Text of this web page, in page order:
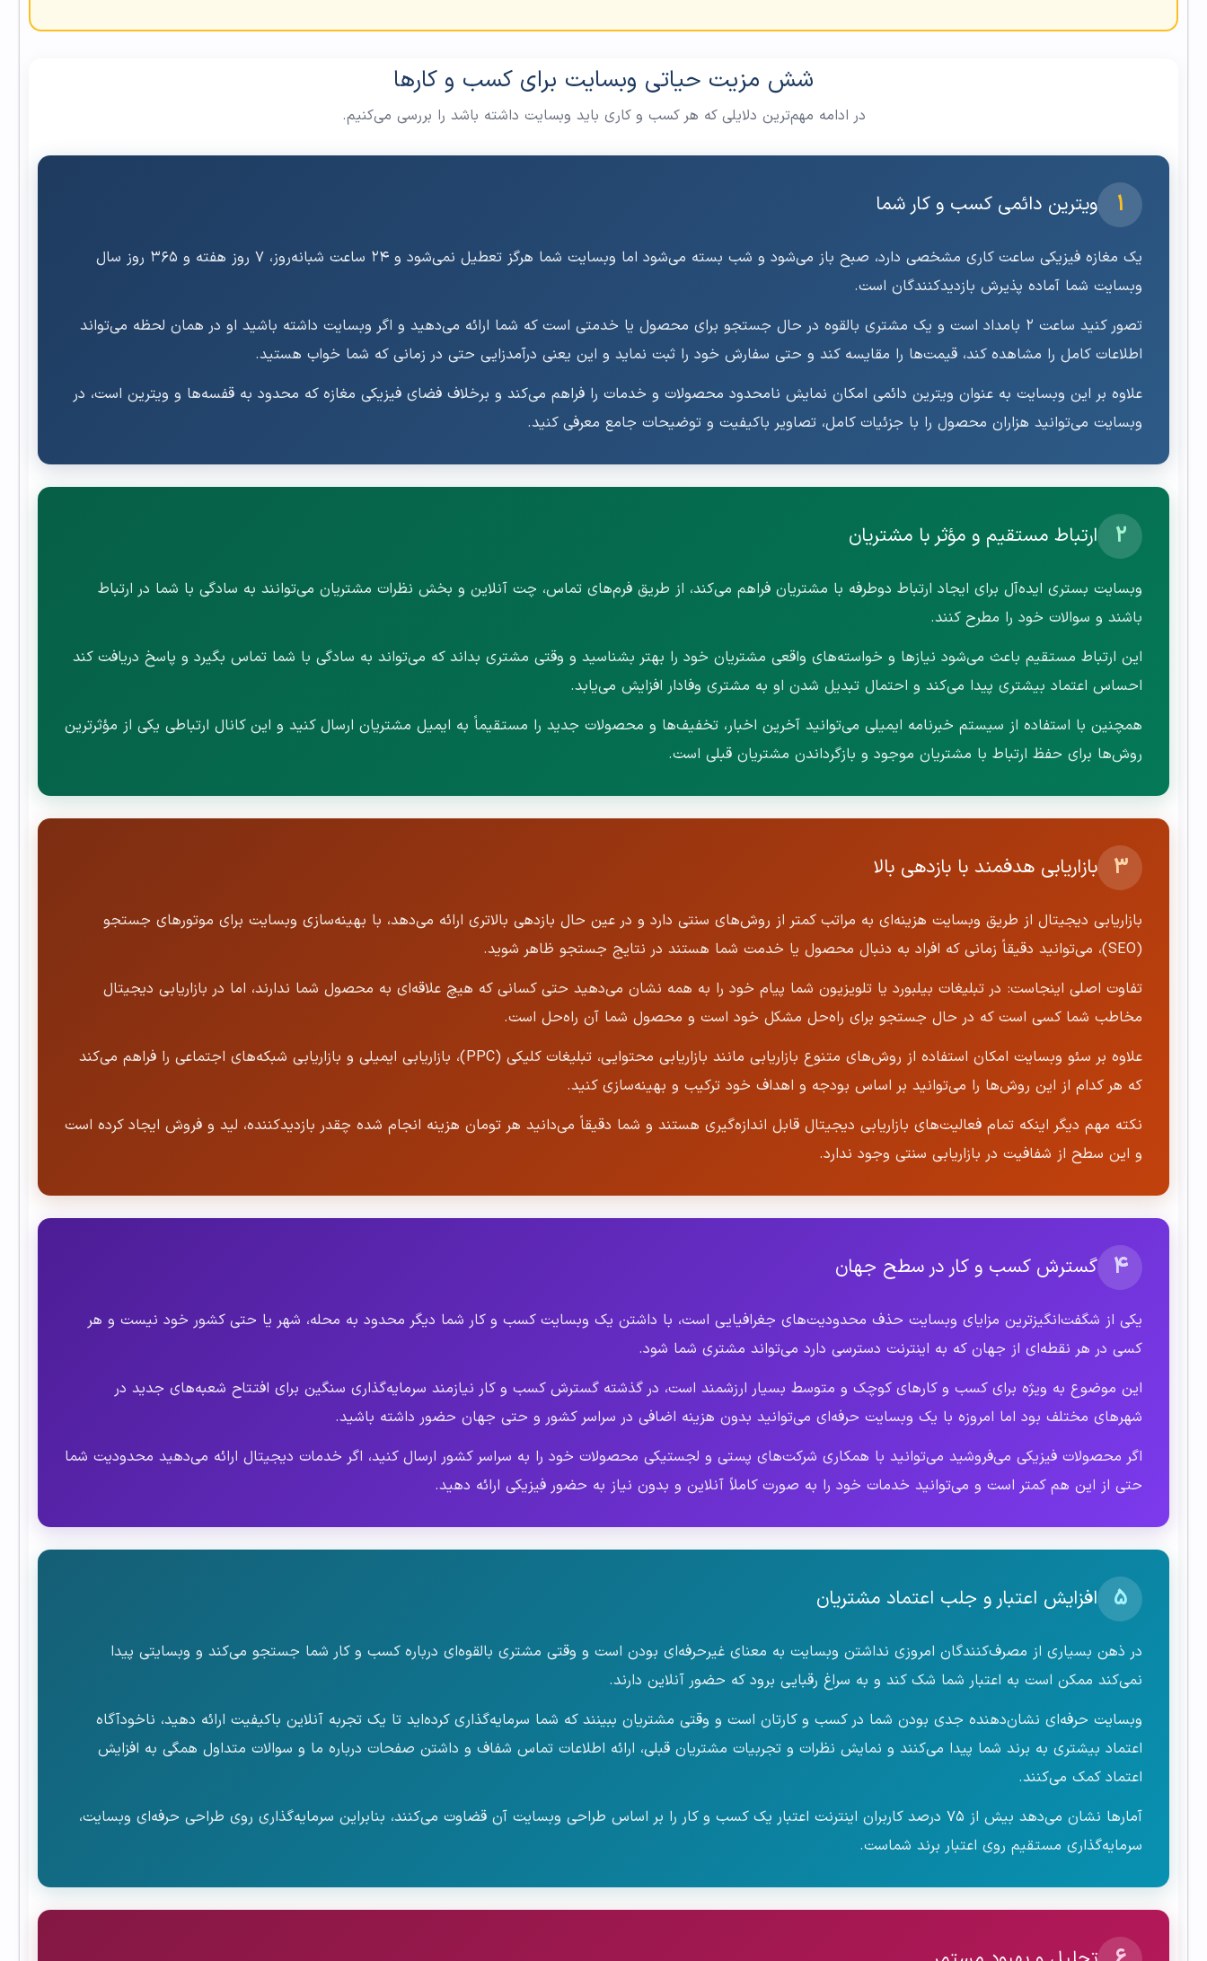
شش مزیت حیاتی وبسایت برای کسب و کارها
در ادامه مهم‌ترین دلایلی که هر کسب و کاری باید وبسایت داشته باشد را بررسی می‌کنیم.
۱ ویترین دائمی کسب و کار شما
یک مغازه فیزیکی ساعت کاری مشخصی دارد، صبح باز می‌شود و شب بسته می‌شود اما وبسایت شما هرگز تعطیل نمی‌شود و ۲۴ ساعت شبانه‌روز، ۷ روز هفته و ۳۶۵ روز سال
وبسایت شما آماده پذیرش بازدیدکنندگان است.
تصور کنید ساعت ۲ بامداد است و یک مشتری بالقوه در حال جستجو برای محصول یا خدمتی است که شما ارائه می‌دهید و اگر وبسایت داشته باشید او در همان لحظه می‌تواند
اطلاعات کامل را مشاهده کند، قیمت‌ها را مقایسه کند و حتی سفارش خود را ثبت نماید و این یعنی درآمدزایی حتی در زمانی که شما خواب هستید.
علاوه بر این وبسایت به عنوان ویترین دائمی امکان نمایش نامحدود محصولات و خدمات را فراهم می‌کند و برخلاف فضای فیزیکی مغازه که محدود به قفسه‌ها و ویترین است، در
وبسایت می‌توانید هزاران محصول را با جزئیات کامل، تصاویر باکیفیت و توضیحات جامع معرفی کنید.
۲ ارتباط مستقیم و مؤثر با مشتریان
وبسایت بستری ایده‌آل برای ایجاد ارتباط دوطرفه با مشتریان فراهم می‌کند، از طریق فرم‌های تماس، چت آنلاین و بخش نظرات مشتریان می‌توانند به سادگی با شما در ارتباط
باشند و سوالات خود را مطرح کنند.
این ارتباط مستقیم باعث می‌شود نیازها و خواسته‌های واقعی مشتریان خود را بهتر بشناسید و وقتی مشتری بداند که می‌تواند به سادگی با شما تماس بگیرد و پاسخ دریافت کند
احساس اعتماد بیشتری پیدا می‌کند و احتمال تبدیل شدن او به مشتری وفادار افزایش می‌یابد.
همچنین با استفاده از سیستم خبرنامه ایمیلی می‌توانید آخرین اخبار، تخفیف‌ها و محصولات جدید را مستقیماً به ایمیل مشتریان ارسال کنید و این کانال ارتباطی یکی از مؤثرترین
روش‌ها برای حفظ ارتباط با مشتریان موجود و بازگرداندن مشتریان قبلی است.
۳ بازاریابی هدفمند با بازدهی بالا
بازاریابی دیجیتال از طریق وبسایت هزینه‌ای به مراتب کمتر از روش‌های سنتی دارد و در عین حال بازدهی بالاتری ارائه می‌دهد، با بهینه‌سازی وبسایت برای موتورهای جستجو
(SEO)، می‌توانید دقیقاً زمانی که افراد به دنبال محصول یا خدمت شما هستند در نتایج جستجو ظاهر شوید.
تفاوت اصلی اینجاست: در تبلیغات بیلبورد یا تلویزیون شما پیام خود را به همه نشان می‌دهید حتی کسانی که هیچ علاقه‌ای به محصول شما ندارند، اما در بازاریابی دیجیتال
مخاطب شما کسی است که در حال جستجو برای راه‌حل مشکل خود است و محصول شما آن راه‌حل است.
علاوه بر سئو وبسایت امکان استفاده از روش‌های متنوع بازاریابی مانند بازاریابی محتوایی، تبلیغات کلیکی (PPC)، بازاریابی ایمیلی و بازاریابی شبکه‌های اجتماعی را فراهم می‌کند
که هر کدام از این روش‌ها را می‌توانید بر اساس بودجه و اهداف خود ترکیب و بهینه‌سازی کنید.
نکته مهم دیگر اینکه تمام فعالیت‌های بازاریابی دیجیتال قابل اندازه‌گیری هستند و شما دقیقاً می‌دانید هر تومان هزینه انجام شده چقدر بازدیدکننده، لید و فروش ایجاد کرده است
و این سطح از شفافیت در بازاریابی سنتی وجود ندارد.
۴ گسترش کسب و کار در سطح جهان
یکی از شگفت‌انگیزترین مزایای وبسایت حذف محدودیت‌های جغرافیایی است، با داشتن یک وبسایت کسب و کار شما دیگر محدود به محله، شهر یا حتی کشور خود نیست و هر
کسی در هر نقطه‌ای از جهان که به اینترنت دسترسی دارد می‌تواند مشتری شما شود.
این موضوع به ویژه برای کسب و کارهای کوچک و متوسط بسیار ارزشمند است، در گذشته گسترش کسب و کار نیازمند سرمایه‌گذاری سنگین برای افتتاح شعبه‌های جدید در
شهرهای مختلف بود اما امروزه با یک وبسایت حرفه‌ای می‌توانید بدون هزینه اضافی در سراسر کشور و حتی جهان حضور داشته باشید.
اگر محصولات فیزیکی می‌فروشید می‌توانید با همکاری شرکت‌های پستی و لجستیکی محصولات خود را به سراسر کشور ارسال کنید، اگر خدمات دیجیتال ارائه می‌دهید محدودیت شما
حتی از این هم کمتر است و می‌توانید خدمات خود را به صورت کاملاً آنلاین و بدون نیاز به حضور فیزیکی ارائه دهید.
۵ افزایش اعتبار و جلب اعتماد مشتریان
در ذهن بسیاری از مصرف‌کنندگان امروزی نداشتن وبسایت به معنای غیرحرفه‌ای بودن است و وقتی مشتری بالقوه‌ای درباره کسب و کار شما جستجو می‌کند و وبسایتی پیدا
نمی‌کند ممکن است به اعتبار شما شک کند و به سراغ رقبایی برود که حضور آنلاین دارند.
وبسایت حرفه‌ای نشان‌دهنده جدی بودن شما در کسب و کارتان است و وقتی مشتریان ببینند که شما سرمایه‌گذاری کرده‌اید تا یک تجربه آنلاین باکیفیت ارائه دهید، ناخودآگاه
اعتماد بیشتری به برند شما پیدا می‌کنند و نمایش نظرات و تجربیات مشتریان قبلی، ارائه اطلاعات تماس شفاف و داشتن صفحات درباره ما و سوالات متداول همگی به افزایش
اعتماد کمک می‌کنند.
آمارها نشان می‌دهد بیش از ۷۵ درصد کاربران اینترنت اعتبار یک کسب و کار را بر اساس طراحی وبسایت آن قضاوت می‌کنند، بنابراین سرمایه‌گذاری روی طراحی حرفه‌ای وبسایت،
سرمایه‌گذاری مستقیم روی اعتبار برند شماست.